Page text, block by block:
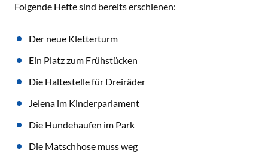
Folgende Hefte sind bereits erschienen:
Der neue Kletterturm
Ein Platz zum Frühstücken
Die Haltestelle für Dreiräder
Jelena im Kinderparlament
Die Hundehaufen im Park
Die Matschhose muss weg